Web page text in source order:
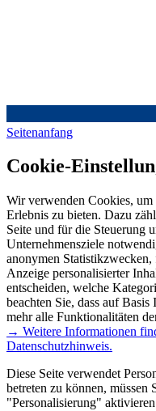
Seitenanfang
Cookie-
Wir verwenden Cookies,
Erlebnis zu bieten. Dazu
Seite und für die Steuerung
Unternehmensziele
anonymen
Anzeige personalisierter
entscheiden, welche
beachten Sie, dass auf
mehr alle Funktionalitäten
→ Weitere Informationen
Datenschutzhinweis.
Diese Seite verwendet
betreten zu können, müssen
"Personalisierung"